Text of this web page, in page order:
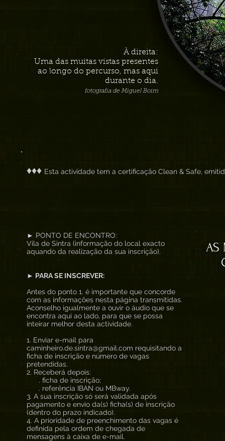
À direita:
Uma das muitas vistas presentes
ao longo do percurso, mas aqui
durante o dia.
fotografia de Miguel Boim
♦♦♦ Esta actividade tem a certificação Clean & Safe,
► PONTO DE ENCONTRO:
Vila de Sintra (informação do local exacto
aquando da realização da sua inscrição).
► PARA SE INSCREVER:
Antes do ponto 1. é importante que concorde
com as informações nesta página transmitidas.
Aconselho igualmente a ouvir o áudio que se
encontra aqui ao lado, para que se possa
inteirar melhor desta actividade.
1. Enviar e-mail para
caminheiro.de.sintra@gmail.com requisitando a
ficha de inscrição e número de vagas
pretendidas.
2. Receberá depois:
. ficha de inscrição;
. referência IBAN ou MBway.
3. A sua inscrição só será validada após
pagamento e envio da(s) ficha(s) de inscrição
(dentro do prazo indicado).
4. A prioridade de preenchimento das vagas é
definida pela ordem de chegada de
mensagens à caixa de e-mail.
AS